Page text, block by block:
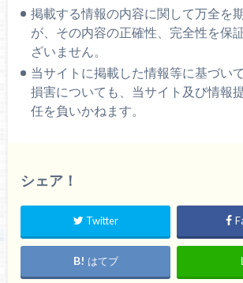
掲載する情報の内容に関して万全を
が、その内容の正確性、完全性を保
ざいません。
当サイトに掲載した情報等に基づい
損害についても、当サイト及び情報
任を負いかねます。
シェア！
Twitter
はてブ